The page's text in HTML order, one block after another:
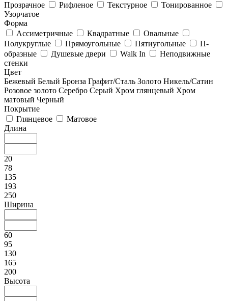
Прозрачное
Рифленое Текстурное
Тонированное
Узорчатое
Форма
Ассиметричные
Квадратные
Овальные
Полукруглые
Прямоугольные Пятиугольные
П-
образные
Душевые двери Walk In
Неподвижные
стенки
Цвет
Бежевый Белый Бронза Графит/Сталь Золото Никель/Сатин
Розовое золото Серебро Серый Хром глянцевый Хром
матовый Черный
Покрытие
Глянцевое
Матовое
Длина
20
78
135
193
250
Ширина
60
95
130
165
200
Высота